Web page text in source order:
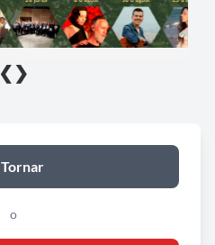
❮ ❯
Tornar
o